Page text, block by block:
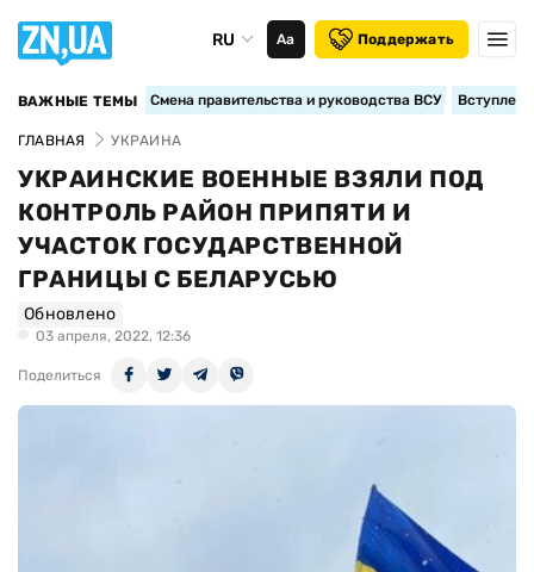
RU Аа Поддержать
ВАЖНЫЕ ТЕМЫ Смена правительства и руководства ВСУ
ГЛАВНАЯ УКРАИНА
УКРАИНСКИЕ ВОЕННЫЕ ВЗЯЛИ ПОД
КОНТРОЛЬ РАЙОН ПРИПЯТИ И
УЧАСТОК ГОСУДАРСТВЕННОЙ
ГРАНИЦЫ С БЕЛАРУСЬЮ
Обновлено
03 апреля, 2022, 12:36
Поделиться